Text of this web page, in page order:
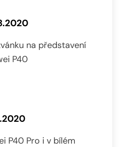
na představení
P40
P40 Pro i v bílém